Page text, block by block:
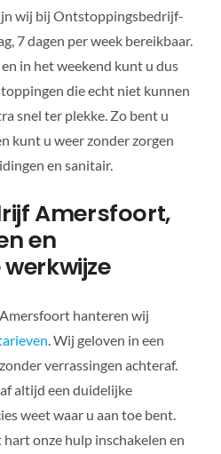
wij bij Ontstoppingsbedrijf-
7 dagen per week bereikbaar.
in het weekend kunt u dus
die echt niet kunnen
snel ter plekke. Zo bent u
kunt u weer zonder zorgen
en sanitair.
Amersfoort,
en
hanteren wij
. Wij geloven in een
verrassingen achteraf.
altijd een duidelijke
weet waar u aan toe bent.
onze hulp inschakelen en